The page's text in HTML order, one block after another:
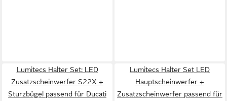
Lumitecs Halter Set: LED
Zusatzscheinwerfer S22X +
Sturzbügel passend für Ducati
Lumitecs Halter Set LED
Hauptscheinwerfer +
Zusatzscheinwerfer passend für